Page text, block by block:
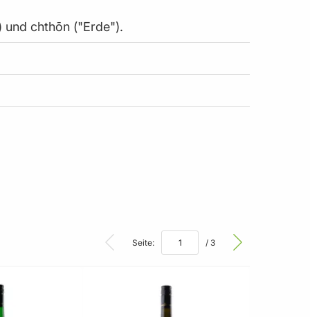
und chthōn ("Erde").
Seite: / 3